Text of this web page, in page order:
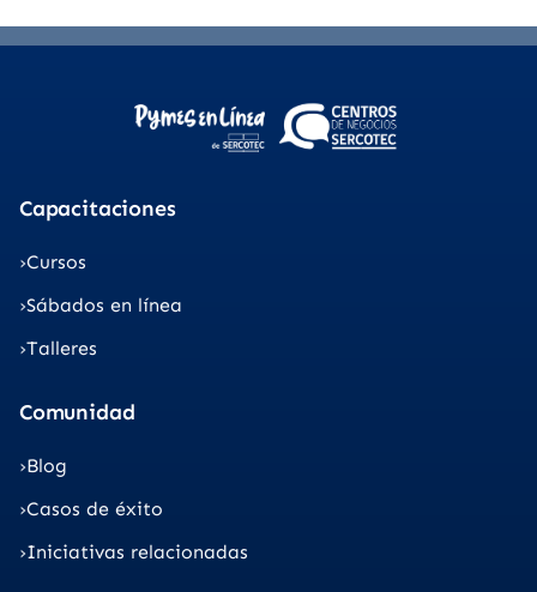
Capacitaciones
Cursos
Sábados en línea
Talleres
Comunidad
Blog
Casos de éxito
Iniciativas relacionadas